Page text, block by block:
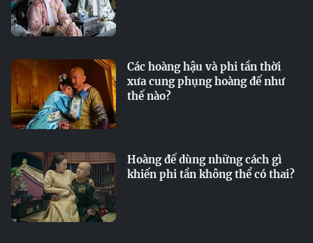
Các hoàng hậu và phi tần thời
xưa cung phụng hoàng đế như
thế nào?
Hoàng đế dùng những cách gì
khiến phi tần không thể có thai?